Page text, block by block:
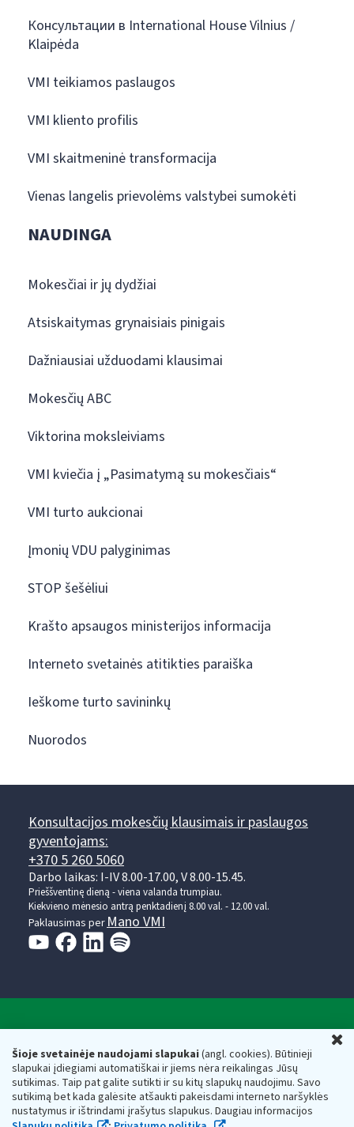
Šioje svetainėje naudojami slapukai(angl. cookies). Būtinieji
slapukai įdiegiami automatiškai ir jiems nėra reikalingas Jūsų
sutikimas. Taip pat galite sutikti ir su kitų slapukų naudojimu. Savo
sutikimą bet kada galėsite atšaukti pakeisdami interneto naršyklės
nustatymus ir ištrindami įrašytus slapukus. Daugiau informacijos
Консультации в International House Vilnius /
Klaipėda
VMI teikiamos paslaugos
VMI kliento profilis
VMI skaitmeninė transformacija
Vienas langelis prievolėms valstybei sumokėti
NAUDINGA
Mokesčiai ir jų dydžiai
Atsiskaitymas grynaisiais pinigais
Dažniausiai užduodami klausimai
Mokesčių ABC
Viktorina moksleiviams
VMI kviečia į „Pasimatymą su mokesčiais“
VMI turto aukcionai
Įmonių VDU palyginimas
STOP šešėliui
Krašto apsaugos ministerijos informacija
Interneto svetainės atitikties paraiška
Ieškome turto savininkų
Nuorodos
Konsultacijos mokesčių klausimais ir paslaugos
gyventojams:
+370 5 260 5060
Darbo laikas: I-IV 8.00-17.00, V 8.00-15.45.
Prieššventinę dieną - viena valanda trumpiau.
Kiekvieno mėnesio antrą penktadienį 8.00 val. - 12.00 val.
Paklausimas per Mano VMI
Valstybinė mokesčių inspekcija prie Lietuvos
Respublikos finansų ministerijos
Biudžetinė įstaiga. Juridinio asmens kodas — 188659752,
adresas: Vasario 16-osios g. 14, 01107 Vilnius, Lietuva, el.paštas:
vmi@vmi.lt, E. pristatymo dėžutės adresas 188659752
Duomenys apie Valstybinę mokesčių inspekciją prie Lietuvos